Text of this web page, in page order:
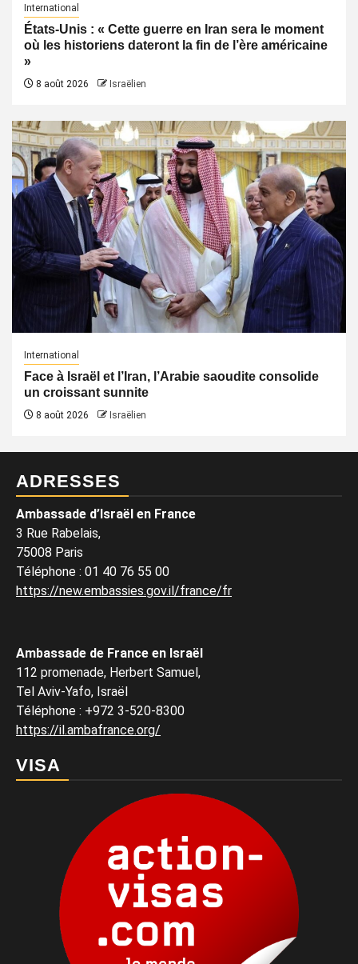
International
États-Unis : « Cette guerre en Iran sera le moment
où les historiens dateront la fin de l’ère américaine
»
8 août 2026 Israëlien
International
Face à Israël et l’Iran, l’Arabie saoudite consolide
un croissant sunnite
8 août 2026 Israëlien
ADRESSES
Ambassade d’Israël en France
3 Rue Rabelais,
75008 Paris
Téléphone : 01 40 76 55 00
https://new.embassies.gov.il/france/fr
Ambassade de France en Israël
112 promenade, Herbert Samuel,
Tel Aviv-Yafo, Israël
Téléphone : +972 3-520-8300
https://il.ambafrance.org/
VISA